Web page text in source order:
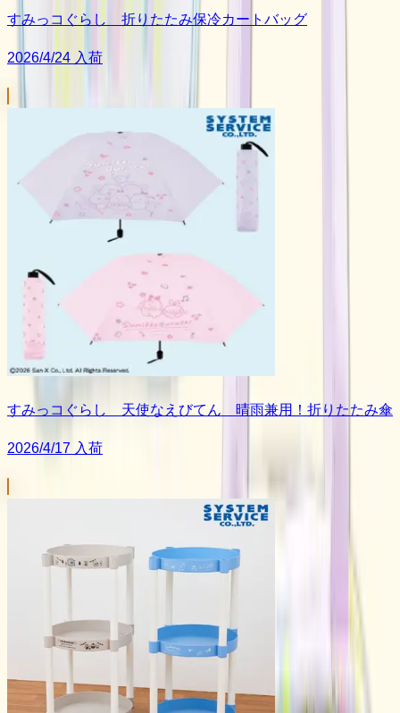
すみっコぐらし 折りたたみ保冷カートバッグ
2026/4/24 入荷
すみっコぐらし 天使なえびてん 晴雨兼用！折りたたみ傘
2026/4/17 入荷